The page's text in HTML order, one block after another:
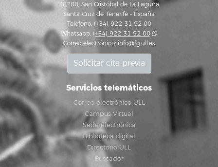
38200, San Cristóbal de La Laguna
Santa Cruz de Tenerife - España
Teléfono: (+34) 922 31 92 00
Whatsapp: (+34) 922 31 92 00
Correo electrónico: info@fg.ull.es
Solicitar cita previa
Servicios telemáticos
Correo electrónico ULL
Campus Virtual
Sede electrónica
Biblioteca digital
Directorio ULL
Buscador